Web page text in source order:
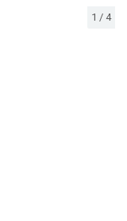
1 / 4